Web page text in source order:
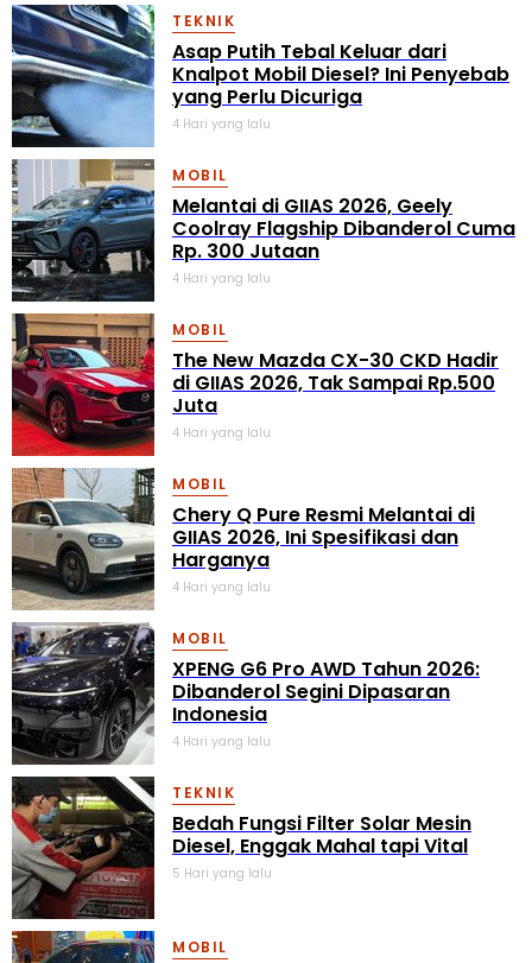
TEKNIK
Asap Putih Tebal Keluar dari
Knalpot Mobil Diesel? Ini Penyebab
yang Perlu Dicuriga
4 Hari yang lalu
MOBIL
Melantai di GIIAS 2026, Geely
Coolray Flagship Dibanderol Cuma
Rp. 300 Jutaan
4 Hari yang lalu
MOBIL
The New Mazda CX-30 CKD Hadir
di GIIAS 2026, Tak Sampai Rp.500
Juta
4 Hari yang lalu
MOBIL
Chery Q Pure Resmi Melantai di
GIIAS 2026, Ini Spesifikasi dan
Harganya
4 Hari yang lalu
MOBIL
XPENG G6 Pro AWD Tahun 2026:
Dibanderol Segini Dipasaran
Indonesia
4 Hari yang lalu
TEKNIK
Bedah Fungsi Filter Solar Mesin
Diesel, Enggak Mahal tapi Vital
5 Hari yang lalu
MOBIL